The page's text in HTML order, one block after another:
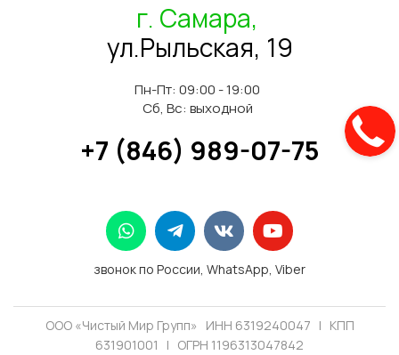
г. Самара,
ул.Рыльская, 19
Пн-Пт: 09:00 - 19:00
Сб, Вс: выходной
+7 (846) 989-07-75
звонок по России, WhatsApp, Viber
ООО «Чистый Мир Групп» ИНН 6319240047 | КПП
631901001 | ОГРН 1196313047842